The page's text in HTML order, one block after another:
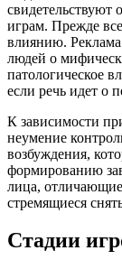
свидетельствуют
играм. Прежде
влиянию. Реклама
людей о
патологическое
если речь идет о
К зависимости
неумение
возбуждения,
формированию
лица,
стремящиеся
Стадии